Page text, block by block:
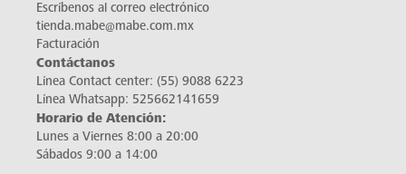
Escríbenos al correo electrónico
tienda.mabe@mabe.com.mx
Facturación
Contáctanos
Línea Contact center: (55) 9088 6223
Línea Whatsapp: 525662141659
Horario de Atención:
Lunes a Viernes 8:00 a 20:00
Sábados 9:00 a 14:00